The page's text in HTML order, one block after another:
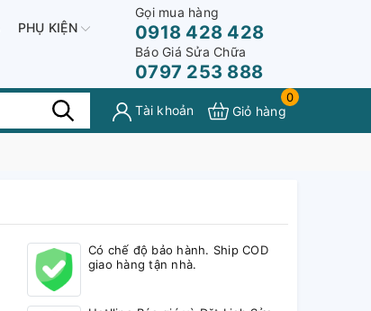
PHỤ KIỆN
Gọi mua hàng
0918 428 428
Báo Giá Sửa Chữa
0797 253 888
Tài khoản
0
Giỏ hàng
Có chế độ bảo hành. Ship COD
giao hàng tận nhà.